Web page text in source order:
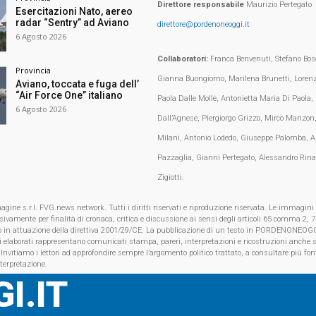
Esercitazioni Nato, aereo
radar “Sentry” ad Aviano
6 Agosto 2026
Provincia
Aviano, toccata e fuga dell’
“Air Force One” italiano
6 Agosto 2026
Direttore responsabileMaurizio Pertegato
direttore@pordenoneoggi.it
Collaboratori:Franca Benvenuti, Stefano
Gianna Buongiorno, Marilena Brunetti,
Paola Dalle Molle, Antonietta Maria Di Paola,
Dall’Agnese, Piergiorgo Grizzo, Mirco
Milani, Antonio Lodedo, Giuseppe Palomba,
Pazzaglia, Gianni Pertegato, Alessandro
Zigiotti.
s.r.l. FVG.news network. Tutti i diritti riservati e riproduzione riservata. Le immagini
per finalità di cronaca, critica e discussione ai sensi degli articoli 65 comma 2,
attuazione della direttiva 2001/29/CE. La pubblicazione di un testo in
rappresentano comunicati stampa, pareri, interpretazioni e ricostruzioni anche
i lettori ad approfondire sempre l’argomento politico trattato, a consultare più